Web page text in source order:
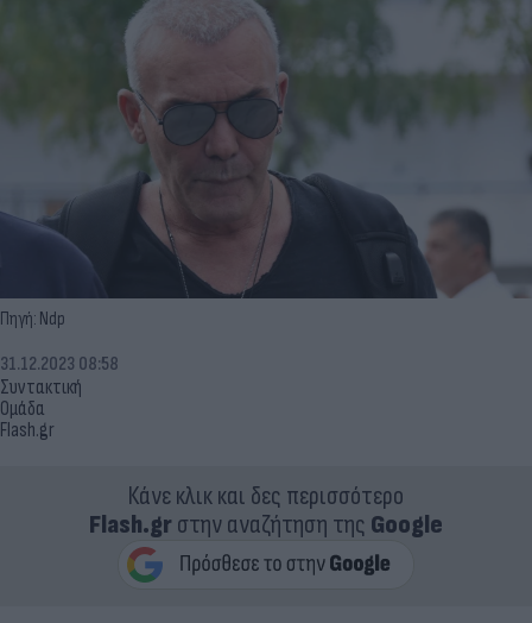
Πηγή: Ndp
Συντακτική
Ομάδα
Flash.gr
31.12.2023 08:58
Κάνε κλικ και δες περισσότερο
Flash.grστην αναζήτηση της Google